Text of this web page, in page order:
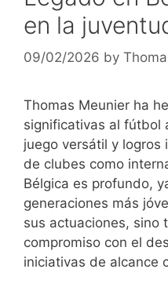
en la
09/02/2026 by
Thomas Meunier ha
significativas al fútbol
juego versátil y logros
de clubes como
Bélgica es profundo,
generaciones más
sus actuaciones, sino
compromiso con el
iniciativas de alcance